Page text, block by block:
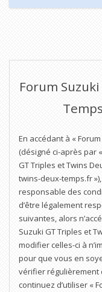
Forum
En accédant à «
(désigné ci-après par
GT Triples et Twins
twins-deux-temps.fr
responsable des
d’être légalement
suivantes, alors
Suzuki GT Triples et
modifier celles-ci à
pour que vous en
vérifier régulièrement
continuez d’utiliser «